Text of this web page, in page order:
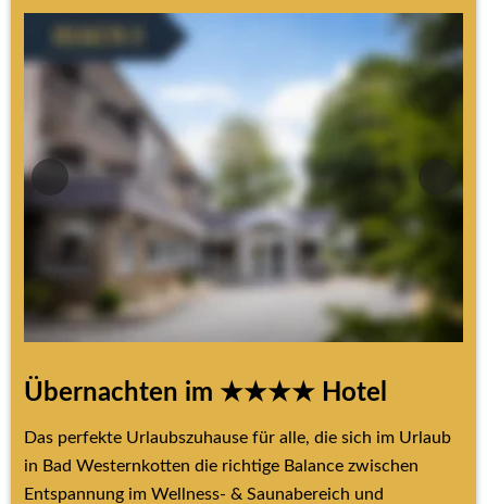
Übernachten im ★★★★ Hotel
Das perfekte Urlaubszuhause für alle, die sich im Urlaub
in Bad Westernkotten die richtige Balance zwischen
Entspannung im Wellness- & Saunabereich und